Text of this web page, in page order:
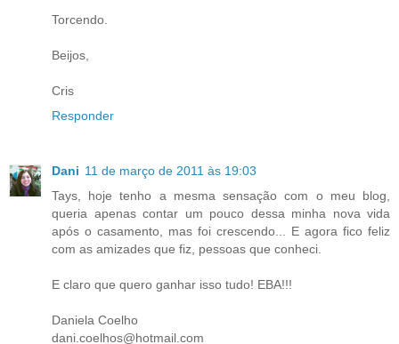
Torcendo.
Beijos,
Cris
Responder
Dani 11 de março de 2011 às 19:03
Tays, hoje tenho a mesma sensação com o meu blog,
queria apenas contar um pouco dessa minha nova vida
após o casamento, mas foi crescendo... E agora fico feliz
com as amizades que fiz, pessoas que conheci.
E claro que quero ganhar isso tudo! EBA!!!
Daniela Coelho
dani.coelhos@hotmail.com